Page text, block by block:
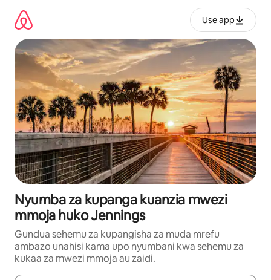
kwenda
kwenye
maudhui
Use app
Nyumba za kupanga kuanzia mwezi
mmoja huko Jennings
Gundua sehemu za kupangisha za muda mrefu
ambazo unahisi kama upo nyumbani kwa sehemu za
kukaa za mwezi mmoja au zaidi.